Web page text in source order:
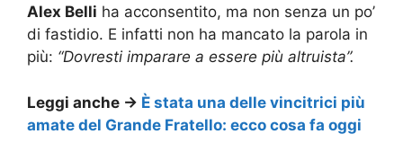
Alex Belli ha acconsentito, ma non senza un po’
di fastidio. E infatti non ha mancato la parola in
più: “Dovresti imparare a essere più altruista”.
Leggi anche -> È stata una delle vincitrici più
amate del Grande Fratello: ecco cosa fa oggi